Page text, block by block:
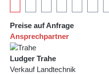
Preise auf Anfrage
Ansprechpartner
Ludger Trahe
Verkauf Landtechnik